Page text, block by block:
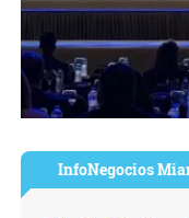
InfoNegocios